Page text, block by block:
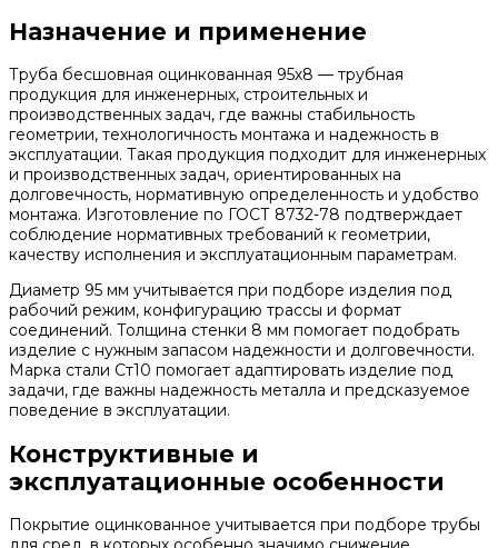
Назначение и применение
Труба бесшовная оцинкованная 95х8 — трубная
продукция для инженерных, строительных и
производственных задач, где важны стабильность
геометрии, технологичность монтажа и надежность в
эксплуатации. Такая продукция подходит для инженерных
и производственных задач, ориентированных на
долговечность, нормативную определенность и удобство
монтажа. Изготовление по ГОСТ 8732-78 подтверждает
соблюдение нормативных требований к геометрии,
качеству исполнения и эксплуатационным параметрам.
Диаметр 95 мм учитывается при подборе изделия под
рабочий режим, конфигурацию трассы и формат
соединений. Толщина стенки 8 мм помогает подобрать
изделие с нужным запасом надежности и долговечности.
Марка стали Ст10 помогает адаптировать изделие под
задачи, где важны надежность металла и предсказуемое
поведение в эксплуатации.
Конструктивные и
эксплуатационные особенности
Покрытие оцинкованное учитывается при подборе трубы